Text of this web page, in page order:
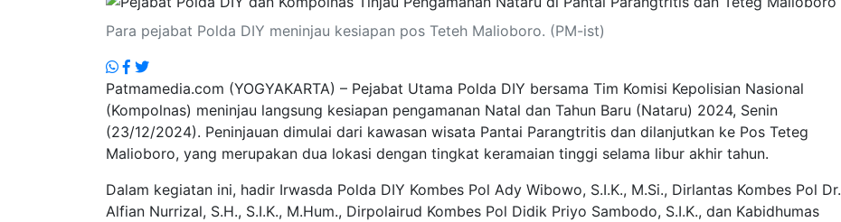
Para pejabat Polda DIY meninjau kesiapan pos Teteh Malioboro. (PM-ist)
Patmamedia.com (YOGYAKARTA) – Pejabat Utama Polda DIY bersama Tim Komisi Kepolisian Nasional
(Kompolnas) meninjau langsung kesiapan pengamanan Natal dan Tahun Baru (Nataru) 2024, Senin
(23/12/2024). Peninjauan dimulai dari kawasan wisata Pantai Parangtritis dan dilanjutkan ke Pos Teteg
Malioboro, yang merupakan dua lokasi dengan tingkat keramaian tinggi selama libur akhir tahun.
Dalam kegiatan ini, hadir Irwasda Polda DIY Kombes Pol Ady Wibowo, S.I.K., M.Si., Dirlantas Kombes Pol Dr.
Alfian Nurrizal, S.H., S.I.K., M.Hum., Dirpolairud Kombes Pol Didik Priyo Sambodo, S.I.K., dan Kabidhumas